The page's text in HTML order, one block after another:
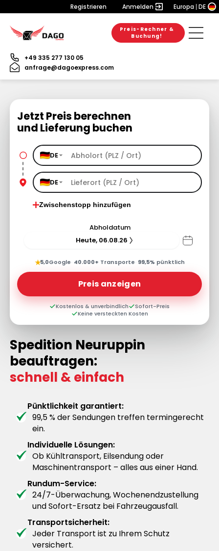
Registrieren Anmelden Europa DE
Preis-Rechner &
Buchung!
+49 335 277 130 05
anfrage@dagoexpress.com
Jetzt Preis berechnen
und Lieferung buchen
DE
DE
Zwischenstopp hinzufügen
Abholdatum
Heute, 06.08.26
★5,0Google· 40.000+ Transporte· 99,5% pünktlich
Preis anzeigen
Kostenlos & unverbindlich
Sofort-Preis
Keine versteckten Kosten
Spedition Neuruppin
beauftragen:
schnell & einfach
Pünktlichkeit garantiert:
99,5 % der Sendungen treffen termingerecht
ein.
Individuelle Lösungen:
Ob Kühltransport, Eilsendung oder
Maschinentransport – alles aus einer Hand.
Rundum-Service:
24/7-Überwachung, Wochenendzustellung
und Sofort-Ersatz bei Fahrzeugausfall.
Transportsicherheit:
Jeder Transport ist zu Ihrem Schutz
versichert.